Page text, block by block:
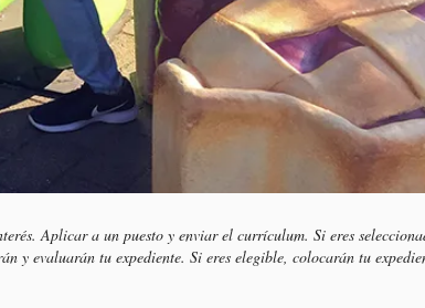
Aplicar a un puesto y enviar el currículum. Si eres
y evaluarán tu expediente. Si eres elegible, colocarán tu